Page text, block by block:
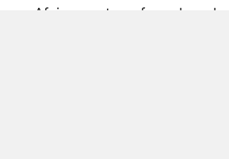
Afşinspor, transfer